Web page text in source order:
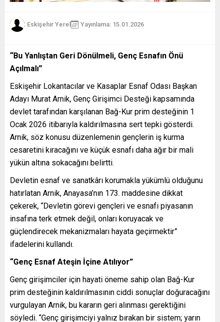
Eskişehir Yerel Yayınlama: 15.01.2026
“Bu Yanlıştan Geri Dönülmeli, Genç Esnafın Önü
Açılmalı”
Eskişehir Lokantacılar ve Kasaplar Esnaf Odası Başkan
Adayı Murat Arnik, Genç Girişimci Desteği kapsamında
devlet tarafından karşılanan Bağ-Kur prim desteğinin 1
Ocak 2026 itibarıyla kaldırılmasına sert tepki gösterdi.
Arnik, söz konusu düzenlemenin gençlerin iş kurma
cesaretini kıracağını ve küçük esnafı daha ağır bir mali
yükün altına sokacağını belirtti.
Devletin esnaf ve sanatkârı korumakla yükümlü olduğunu
hatırlatan Arnik, Anayasa’nın 173. maddesine dikkat
çekerek, “Devletin görevi gençleri ve esnafı piyasanın
insafına terk etmek değil, onları koruyacak ve
güçlendirecek mekanizmaları hayata geçirmektir”
ifadelerini kullandı.
“Genç Esnaf Ateşin İçine Atılıyor”
Genç girişimciler için hayati öneme sahip olan Bağ-Kur
prim desteğinin kaldırılmasının ciddi sonuçlar doğuracağını
vurgulayan Arnik, bu kararın geri alınması gerektiğini
söyledi. “Genç girişimciyi yalnız bırakan bir sistem; yarın